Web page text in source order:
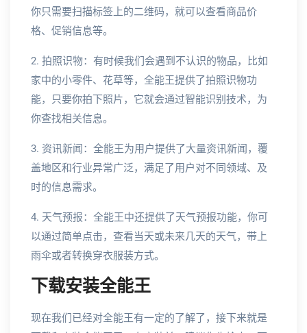
你只需要扫描标签上的二维码，就可以查看商品价
格、促销信息等。
2. 拍照识物：有时候我们会遇到不认识的物品，比如
家中的小零件、花草等，全能王提供了拍照识物功
能，只要你拍下照片，它就会通过智能识别技术，为
你查找相关信息。
3. 资讯新闻：全能王为用户提供了大量资讯新闻，覆
盖地区和行业异常广泛，满足了用户对不同领域、及
时的信息需求。
4. 天气预报：全能王中还提供了天气预报功能，你可
以通过简单点击，查看当天或未来几天的天气，带上
雨伞或者转换穿衣服装方式。
下载安装全能王
现在我们已经对全能王有一定的了解了，接下来就是